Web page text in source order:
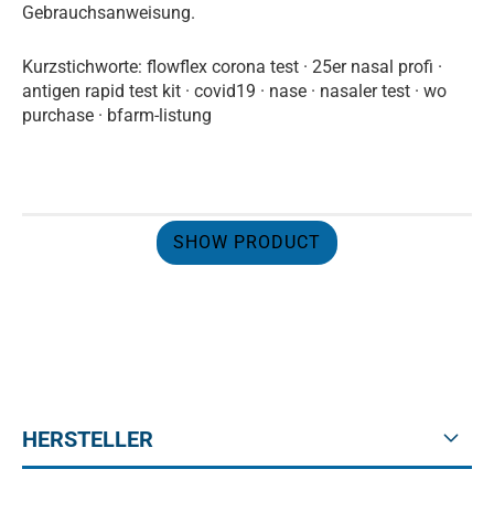
Gebrauchsanweisung.
Kurzstichworte: flowflex corona test · 25er nasal profi ·
antigen rapid test kit · covid19 · nase · nasaler test · wo
purchase · bfarm-listung
SHOW PRODUCT
HERSTELLER